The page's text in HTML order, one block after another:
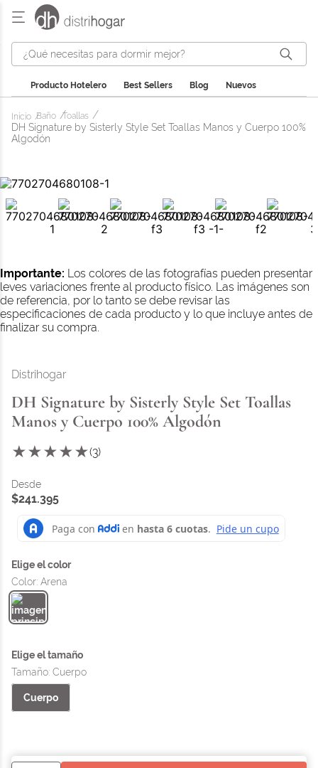
¿Qué necesitas para dormir mejor?
Producto Hotelero Best Sellers Blog Nuevos
Baño Toallas
DH Signature by Sisterly Style Set Toallas Manos y Cuerpo 100%
Algodón
Importante: Los colores de las fotografías pueden presentar
leves variaciones frente al producto físico. Las imágenes son
de referencia, por lo tanto se debe revisar las
especificaciones de cada producto y lo que incluye antes de
finalizar su compra.
Distrihogar
DH Signature by Sisterly Style Set Toallas
Manos y Cuerpo 100% Algodón
★★★★★(3)
$241.395
Color: Arena
Tamaño: Cuerpo
Cuerpo